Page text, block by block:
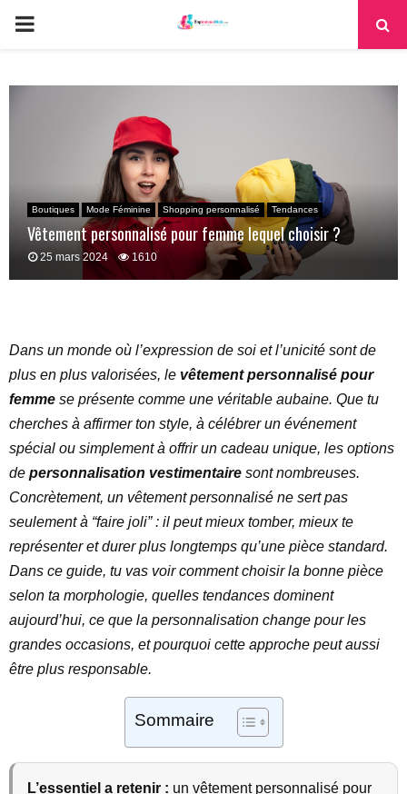
PRIMARY
Boutiques Mode Féminine Shopping personnalisé Tendances
Vêtement personnalisé pour femme lequel choisir ?
25 mars 2024 1610
Dans un monde où l’expression de soi et l’unicité sont de
plus en plus valorisées, le vêtement personnalisé pour
femme se présente comme une véritable aubaine. Que tu
cherches à affirmer ton style, à célébrer un événement
spécial ou simplement à offrir un cadeau unique, les options
de personnalisation vestimentaire sont nombreuses.
Concrètement, un vêtement personnalisé ne sert pas
seulement à “faire joli” : il peut mieux tomber, mieux te
représenter et durer plus longtemps qu’une pièce standard.
Dans ce guide, tu vas voir comment choisir la bonne pièce
selon ta morphologie, quelles tendances dominent
aujourd’hui, ce que la personnalisation change pour les
grandes occasions, et pourquoi cette approche peut aussi
être plus responsable.
Sommaire
L’essentiel a retenir : un vêtement personnalisé pour